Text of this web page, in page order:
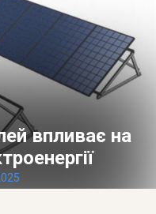
впливає на